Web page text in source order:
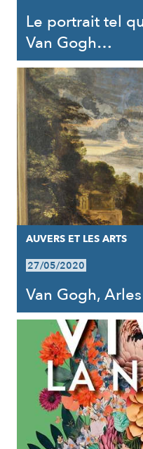
Le portrait tel
Van Gogh…
AUVERS ET LES ARTS
27/05/2020
Van Gogh,